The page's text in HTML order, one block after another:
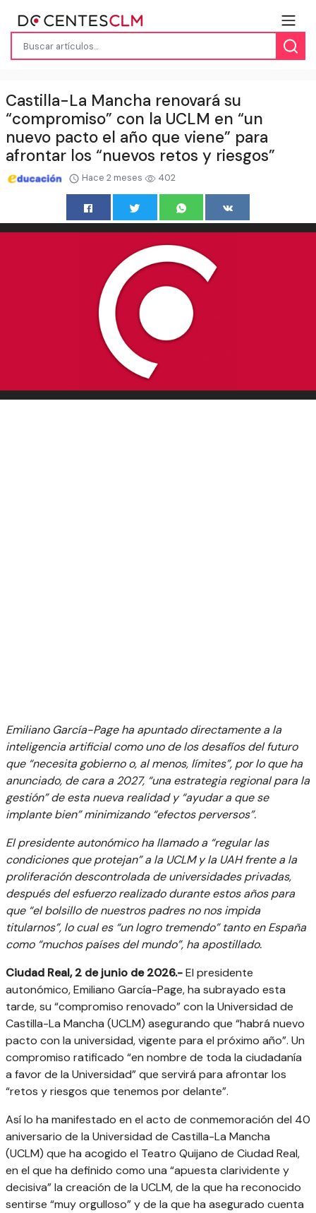
Castilla-La Mancha renovará su
“compromiso” con la UCLM en “un
nuevo pacto el año que viene” para
afrontar los “nuevos retos y riesgos”
Hace 2 meses 402
Emiliano García-Page ha apuntado directamente a la
inteligencia artificial como uno de los desafíos del futuro
que “necesita gobierno o, al menos, límites”, por lo que ha
anunciado, de cara a 2027, “una estrategia regional para la
gestión” de esta nueva realidad y “ayudar a que se
implante bien” minimizando “efectos perversos”.
El presidente autonómico ha llamado a “regular las
condiciones que protejan” a la UCLM y la UAH frente a la
proliferación descontrolada de universidades privadas,
después del esfuerzo realizado durante estos años para
que “el bolsillo de nuestros padres no nos impida
titularnos”, lo cual es “un logro tremendo” tanto en España
como “muchos países del mundo”, ha apostillado.
Ciudad Real, 2 de junio de 2026.-El presidente
autonómico, Emiliano García-Page, ha subrayado esta
tarde, su “compromiso renovado” con la Universidad de
Castilla-La Mancha (UCLM) asegurando que “habrá nuevo
pacto con la universidad, vigente para el próximo año”. Un
compromiso ratificado “en nombre de toda la ciudadanía
a favor de la Universidad” que servirá para afrontar los
“retos y riesgos que tenemos por delante”.
Así lo ha manifestado en el acto de conmemoración del 40
aniversario de la Universidad de Castilla-La Mancha
(UCLM) que ha acogido el Teatro Quijano de Ciudad Real,
en el que ha definido como una “apuesta clarividente y
decisiva” la creación de la UCLM, de la que ha reconocido
sentirse “muy orgulloso” y de la que ha asegurado cuenta